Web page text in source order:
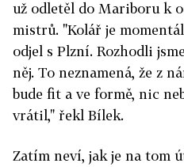
už odletěl do Mariboru k
mistrů. "Kolář je
odjel s Plzní. Rozhodli
něj. To neznamená, že z
bude fit a ve formě, nic
vrátil," řekl Bílek.
Zatím neví, jak je na tom